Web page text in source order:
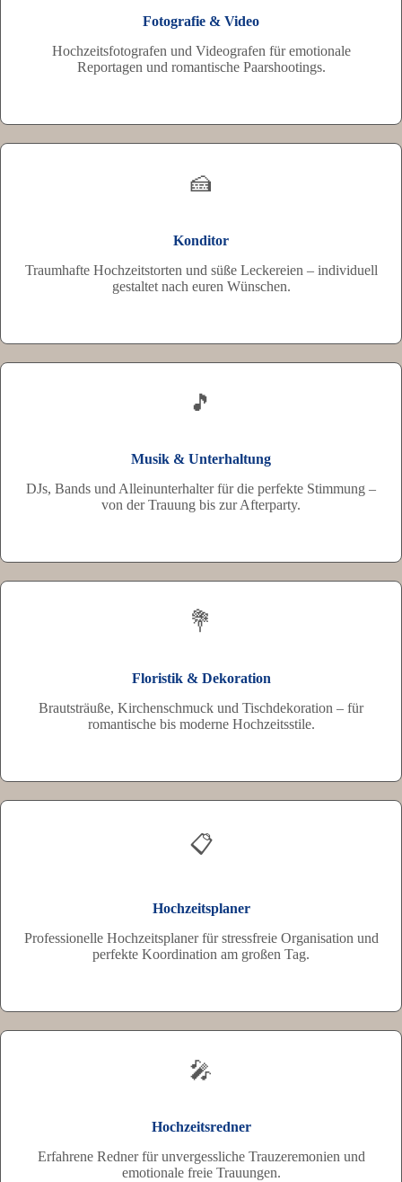
Fotografie & Video
Hochzeitsfotografen und Videografen für emotionale
Reportagen und romantische Paarshootings.
🍰
Konditor
Traumhafte Hochzeitstorten und süße Leckereien – individuell
gestaltet nach euren Wünschen.
🎵
Musik & Unterhaltung
DJs, Bands und Alleinunterhalter für die perfekte Stimmung –
von der Trauung bis zur Afterparty.
💐
Floristik & Dekoration
Brautsträuße, Kirchenschmuck und Tischdekoration – für
romantische bis moderne Hochzeitsstile.
📋
Hochzeitsplaner
Professionelle Hochzeitsplaner für stressfreie Organisation und
perfekte Koordination am großen Tag.
🎤
Hochzeitsredner
Erfahrene Redner für unvergessliche Trauzeremonien und
emotionale freie Trauungen.